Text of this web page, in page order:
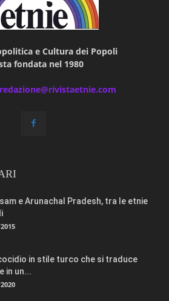
e Cultura dei Popoli
fondata nel 1980
redazione@rivistaetnie.com
e Arunachal Pradesh, tra le etnie
in stile turco che si traduce
in un...